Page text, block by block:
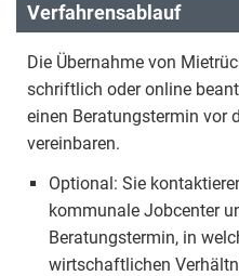
Verfahrensablauf
Die Übernahme von
schriftlich oder online
einen Beratungstermin vor
vereinbaren.
Optional: Sie
kommunale Jobcenter
Beratungstermin, in
wirtschaftlichen